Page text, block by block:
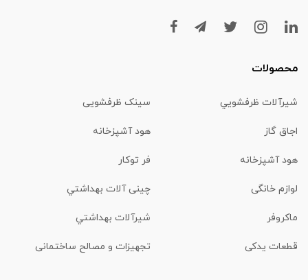
محصولات
شیرآلات ظرفشويي سینک ظرفشویی
اجاق گاز هود آشپزخانه
هود آشپزخانه فر توکار
لوازم خانگی چینی آلات بهداشتي
ماكروفر شیرآلات بهداشتي
قطعات یدکی تجهیزات و مصالح ساختمانی